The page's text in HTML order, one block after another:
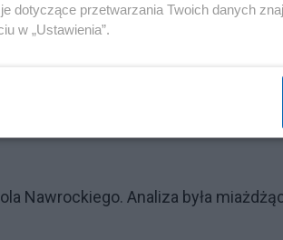
Nawrockiego. Analiza była
dotyczące przetwarzania Twoich danych
w „Ustawienia”.